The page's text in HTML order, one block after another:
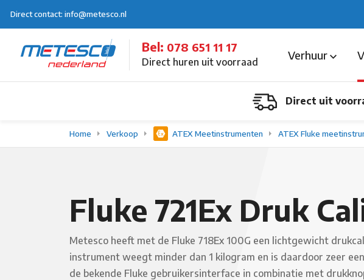
Direct contact: info@metesco.nl
Bel: 078 651 11 17
Direct huren uit voorraad Verhuur
Direct uit
Home Verkoop ATEX Meetinstrumenten ATEX Fluke
Fluke 721Ex Druk
Metesco heeft met de Fluke 718Ex 100G een lichtgewicht
instrument weegt minder dan 1 kilogram en is daardoor zeer
de bekende Fluke gebruikersinterface in combinatie met